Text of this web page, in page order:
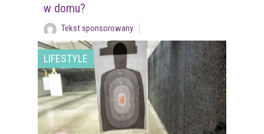
w domu?
Tekst sponsorowany
LIFESTYLE